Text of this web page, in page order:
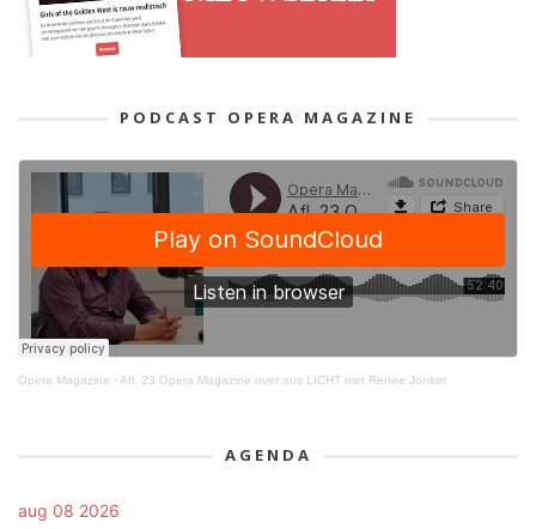
PODCAST OPERA MAGAZINE
Opera Magazine · Afl. 23 Opera Magazine over aus LICHT met Renee Jonker
AGENDA
aug 08 2026